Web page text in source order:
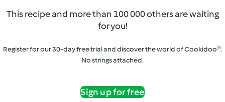
This recipe and more than 100 000 others are waiting
for you!
Register for our 30-day free trial and discover the world of Cookidoo®.
No strings attached.
Sign up for free